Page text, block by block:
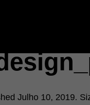
Julho 10, 2019.